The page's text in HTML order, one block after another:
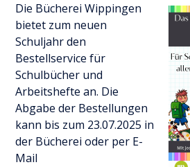
Die Bücherei Wippingen
bietet zum neuen
Schuljahr den
Bestellservice für
Schulbücher und
Arbeitshefte an. Die
Abgabe der Bestellungen
kann bis zum 23.07.2025 in
der Bücherei oder per E-
Mail